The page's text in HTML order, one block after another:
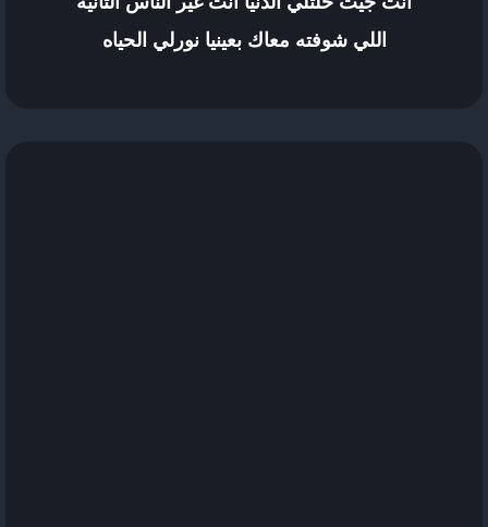
اللي شوفته معاك بعينيا نورلي الحياه